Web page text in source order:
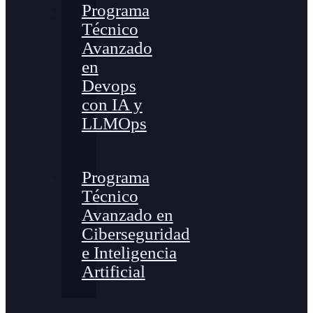
Programa
Técnico
Avanzado
en
Devops
con IA y
LLMOps
Programa
Técnico
Avanzado en
Ciberseguridad
e Inteligencia
Artificial